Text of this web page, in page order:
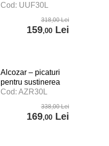
prostatitei – 30 cps
Cod: UUF30L
318,00Lei
159,00Lei
Alcozar – picaturi
pentru sustinerea
digestiei, a
impotriva stresului –
Cod: AZR30L
338,00Lei
169,00Lei